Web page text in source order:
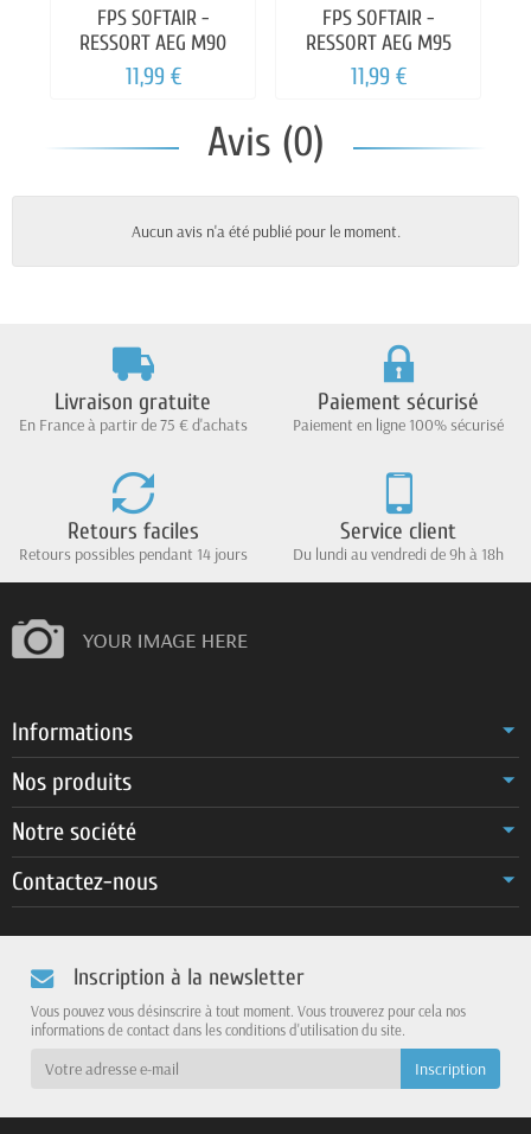
FPS SOFTAIR -
RESSORT AEG M90
11,99 €
FPS SOFTAIR -
RESSORT AEG M95
11,99 €
Avis (0)
Aucun avis n'a été publié pour le moment.
Livraison gratuite
En France à partir de 75 € d'achats
Paiement sécurisé
Paiement en ligne 100% sécurisé
Retours faciles
Retours possibles pendant 14 jours
Service client
Du lundi au vendredi de 9h à 18h
Informations
Nos produits
Notre société
Contactez-nous
Inscription à la newsletter
Vous pouvez vous désinscrire à tout moment. Vous trouverez pour cela nos
informations de contact dans les conditions d'utilisation du site.